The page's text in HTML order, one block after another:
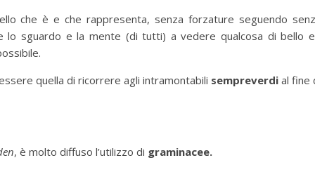
che è e che rappresenta, senza forzature seguendo
lo sguardo e la mente (di tutti) a vedere qualcosa di bello
quella di ricorrere agli intramontabili sempreverdi al fine
, è molto diffuso l’utilizzo di graminacee.